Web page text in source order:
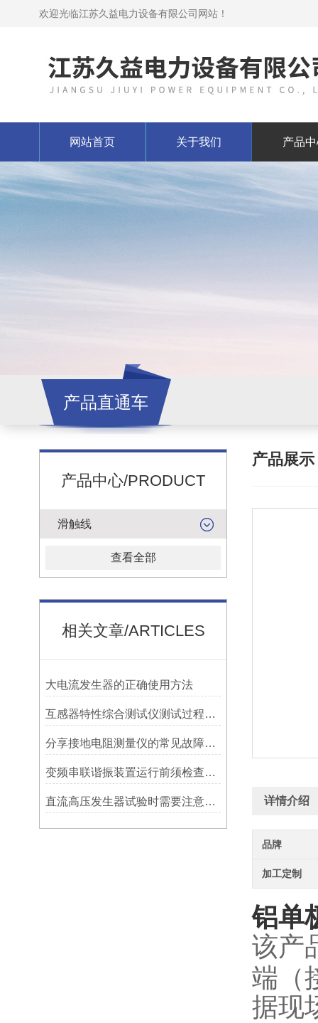
欢迎光临江苏久益电力设备有限公司网站！
网站首页 关于我们 产品
产品直通车
产品中心/PRODUCT
滑触线
查看全部
相关文章/ARTICLES
大电流发生器的正确使用方法
互感器特性综合测试仪测试过程中需注意事项
分享接地电阻测量仪的常见故障及排除方法
变频串联谐振装置运行前须检查哪几方面
直流高压发生器试验时需要注意这几点！
产品展示
详情介绍
品牌
加工定制
铝单
该产
端（
据现